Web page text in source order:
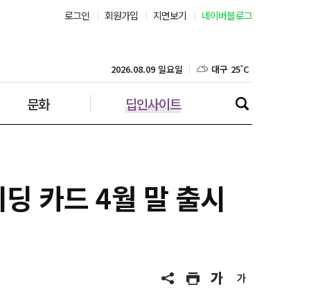
로그인 회원가입 지면보기 네이버블로그
문화 딥인사이트
2026.08.09 일요일 대구 25˚C
인천 25˚C
울산 25˚C
제주 28˚C
카드 4월 말 출시